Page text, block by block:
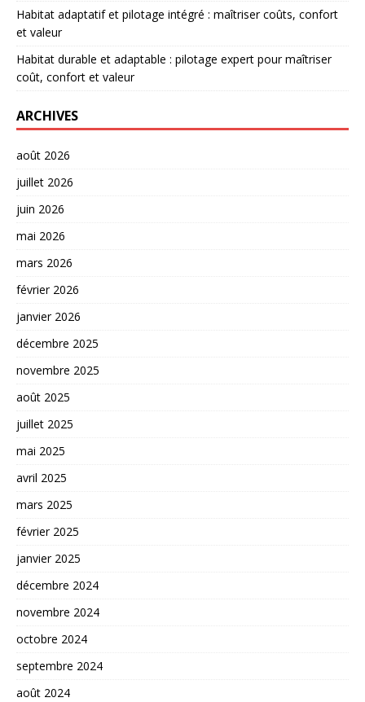
Habitat adaptatif et pilotage intégré : maîtriser coûts, confort
et valeur
Habitat durable et adaptable : pilotage expert pour maîtriser
coût, confort et valeur
ARCHIVES
août 2026
juillet 2026
juin 2026
mai 2026
mars 2026
février 2026
janvier 2026
décembre 2025
novembre 2025
août 2025
juillet 2025
mai 2025
avril 2025
mars 2025
février 2025
janvier 2025
décembre 2024
novembre 2024
octobre 2024
septembre 2024
août 2024